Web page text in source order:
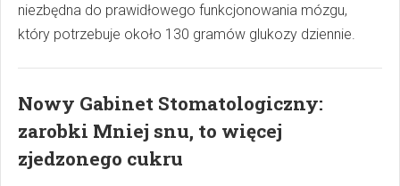
niezbędna do prawidłowego funkcjonowania mózgu,
który potrzebuje około 130 gramów glukozy dziennie.
Nowy Gabinet Stomatologiczny:
zarobki Mniej snu, to więcej
zjedzonego cukru